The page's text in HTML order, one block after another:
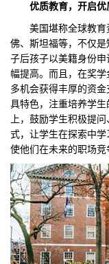
合
优质教育，开启优
美国堪称全球教育
佛、斯坦福等，不仅
子后孩子以美籍身份
幅提高。而且，在奖
多机会获得丰厚的资
具特色，注重培养学
上，鼓励学生积极提
式，让学生在探索中学
使他们在未来的职场竞